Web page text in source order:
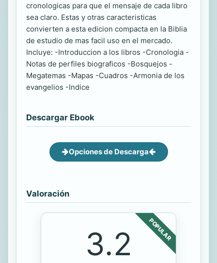
cronologicas para que el mensaje de cada libro
sea claro. Estas y otras caracteristicas
convierten a esta edicion compacta en la Biblia
de estudio de mas facil uso en el mercado.
Incluye: -Introduccion a los libros -Cronologia -
Notas de perfiles biograficos -Bosquejos -
Megatemas -Mapas -Cuadros -Armonia de los
evangelios -Indice
Descargar Ebook
Opciones de Descarga
Valoración
POPULAR
3.2